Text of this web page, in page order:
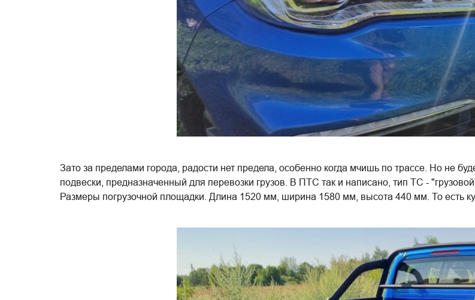
Зато за пределами города, радости нет предела, особенно когда мчишь по трассе. Но не
подвески, предназначенный для перевозки грузов. В ПТС так и написано, тип ТС -
Размеры погрузочной площадки. Длина 1520 мм, ширина 1580 мм, высота 440 мм. То есть